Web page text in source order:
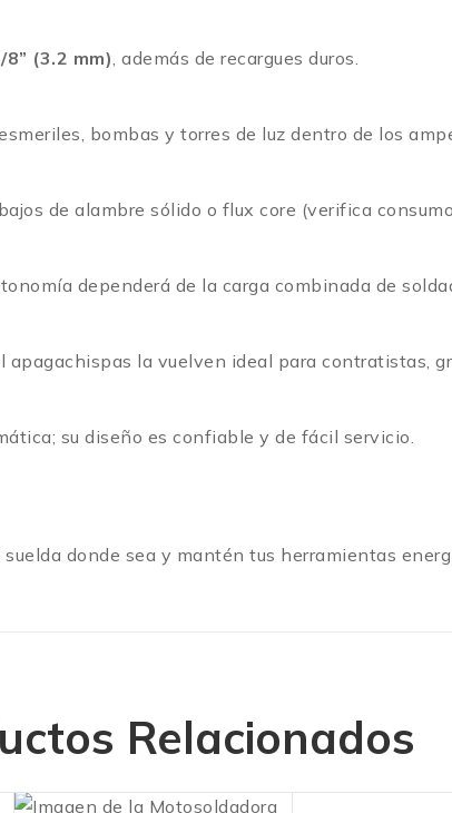
8” (3.2 mm), además de recargues duros.
bombas y torres de luz dentro de los
de alambre sólido o flux core (verifica
dependerá de la carga combinada de
apagachispas la vuelven ideal para contratistas,
su diseño es confiable y de fácil servicio.
suelda donde sea y mantén tus herramientas
Relacionados